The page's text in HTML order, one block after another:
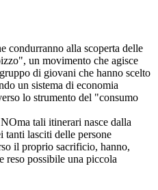
condurranno alla scoperta delle
un movimento che agisce
di giovani che hanno scelto
un sistema di economia
lo strumento del "consumo
tali itinerari nasce dalla
tanti lasciti delle persone
il proprio sacrificio, hanno,
reso possibile una piccola